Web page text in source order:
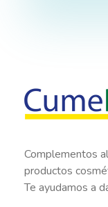
Complementos
productos
Te ayudamos a